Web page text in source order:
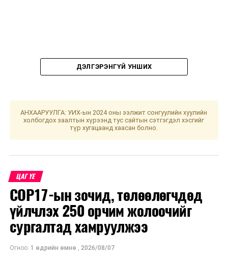
УНШСАН: 2927
ДАРААХ МЭДЭЭ
Шахмал түлшийг 128 цэгээр борлуулж эхэллээ
ДЭЛГЭРЭНГҮЙ УНШИХ
АНХААРУУЛГА: УИХ-ын 2024 оны ээлжит сонгуулийн хуулийн
холбогдох заалтын хүрээнд тус сайтын сэтгэгдэл хэсгийг
түр хугацаанд хаасан болно.
ЦАГ ҮЕ
COP17-ын зочид, төлөөлөгчдөд
үйлчлэх 250 орчим жолоочийг
сургалтад хамруулжээ
Огноо: 1 өдрийн өмнө 2026/08/07